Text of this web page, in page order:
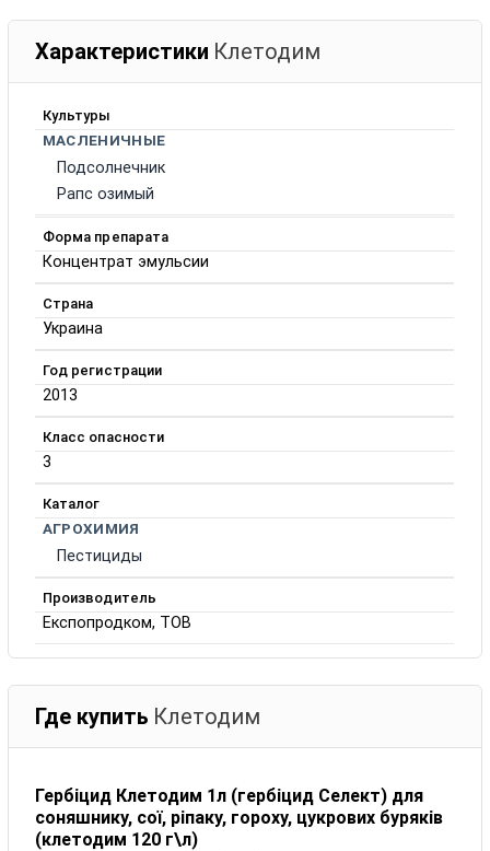
Характеристики Клетодим
Культуры
МАСЛЕНИЧНЫЕ
Подсолнечник
Рапс озимый
Форма препарата
Концентрат эмульсии
Страна
Украина
Год регистрации
2013
Класс опасности
3
Каталог
АГРОХИМИЯ
Пестициды
Производитель
Експопродком, ТОВ
Где купить Клетодим
Гербіцид Клетодим 1л (гербіцид Селект) для
соняшнику, сої, ріпаку, гороху, цукрових буряків
(клетодим 120 г\л)